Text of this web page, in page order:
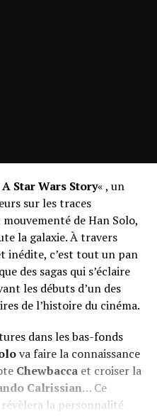
Star Wars Story« , un
sur les traces
de Han Solo,
la galaxie. À travers
inédite, c’est tout un pan
des sagas qui s’éclaire
les débuts d’un des
de l’histoire du cinéma.
dans les bas-fonds
va faire la connaissance
Chewbaccaet croiser la
Calrissian… Ce
la personnalité